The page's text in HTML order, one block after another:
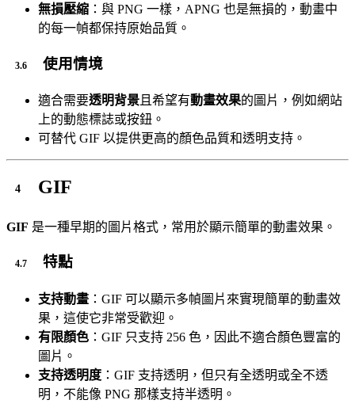
無損壓縮 ：與 PNG 一樣，APNG 也是無損的，動畫中
的每一幀都保持原始品質。
使用情境
適合需要透明背景 且希望有動畫效果的圖片，例如網站
上的動態標誌或按鈕。
可替代 GIF 以提供更高的顏色品質和透明支持。
GIF
GIF 是一種早期的圖片格式，常用於顯示簡單的動畫效果。
特點
支持動畫 ：GIF 可以顯示多幀圖片來實現簡單的動畫效
果，這使它非常受歡迎。
有限顏色 ：GIF 只支持 256 色，因此不適合顏色豐富的
圖片。
支持透明度 ：GIF 支持透明，但只有全透明或全不透
明，不能像 PNG 那樣支持半透明。